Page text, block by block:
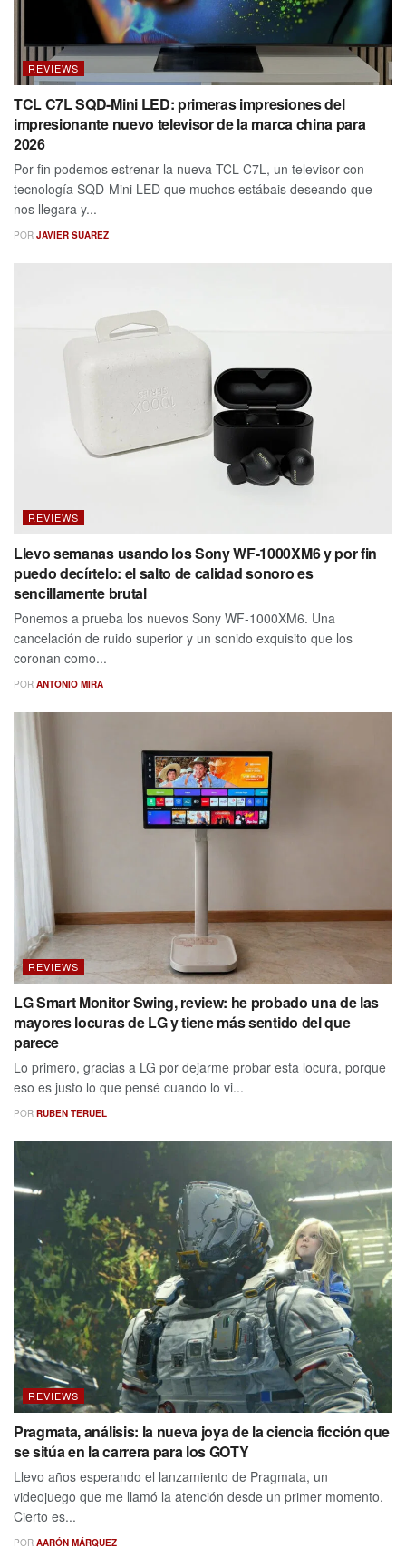
REVIEWS
TCL C7L SQD-Mini LED: primeras impresiones del
impresionante nuevo televisor de la marca china para
2026
Por fin podemos estrenar la nueva TCL C7L, un televisor con
tecnología SQD-Mini LED que muchos estábais deseando que
nos llegara y...
POR JAVIER SUAREZ
REVIEWS
Llevo semanas usando los Sony WF-1000XM6 y por fin
puedo decírtelo: el salto de calidad sonoro es
sencillamente brutal
Ponemos a prueba los nuevos Sony WF-1000XM6. Una
cancelación de ruido superior y un sonido exquisito que los
coronan como...
POR ANTONIO MIRA
REVIEWS
LG Smart Monitor Swing, review: he probado una de las
mayores locuras de LG y tiene más sentido del que
parece
Lo primero, gracias a LG por dejarme probar esta locura, porque
eso es justo lo que pensé cuando lo vi...
POR RUBEN TERUEL
REVIEWS
Pragmata, análisis: la nueva joya de la ciencia ficción que
se sitúa en la carrera para los GOTY
Llevo años esperando el lanzamiento de Pragmata, un
videojuego que me llamó la atención desde un primer momento.
Cierto es...
POR AARÓN MÁRQUEZ